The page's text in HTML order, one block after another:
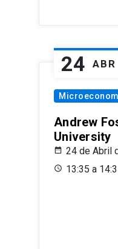
24 ABR
Andrew
University
24 de Abril
13:35 a